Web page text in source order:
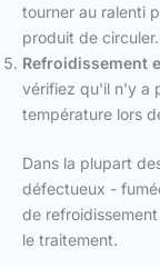
tourner au ralenti
produit de circuler.
Refroidissement
vérifiez qu'il n'y a
température lors
Dans la plupart
défectueux -
de
le traitement.